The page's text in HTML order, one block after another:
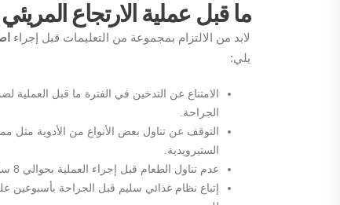
ما قبل عملية الارتجاع
لابد من الالتزام بمجموعة من التعليمات قبل إجراء
يلي:
الامتناع عن التدخين في الفترة ما قبل
الجراحة.
التوقف عن تناول بعض الأنواع من الأدوية مثل
الستيرويدية.
عدم تناول الطعام قبل إجراء العملية بحوالي 8 ساعات على الأقل.
إتباع نظام غذائي سليم قبل الجراحة بأسبوعين